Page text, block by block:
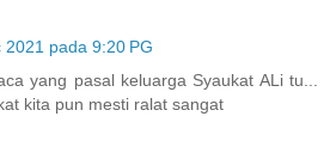
2021 pada 9:20 PG
yang pasal keluarga Syaukat ALi tu...
kita pun mesti ralat sangat